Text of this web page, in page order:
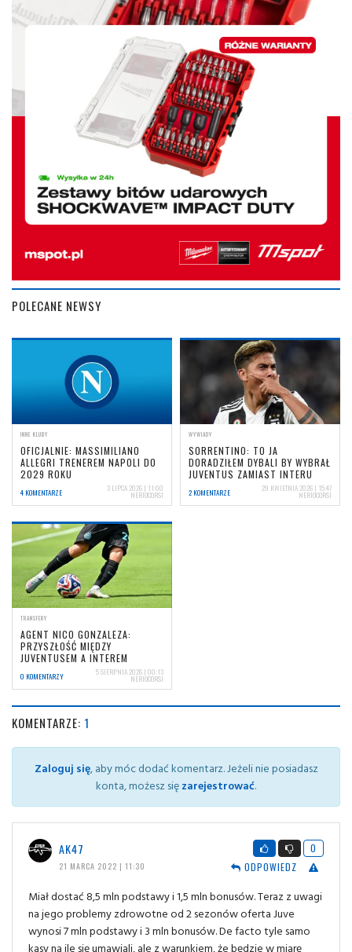
POLECANE NEWSY
INNE KLUBY
OFICJALNIE: MASSIMILIANO
ALLEGRI TRENEREM NAPOLI DO
2029 ROKU
4 KOMENTARZE 3 LIPCA 2026 | 11:00
NERIOCORSI
WYWIADY
SORRENTINO: TO JA
DORADZIŁEM DYBALI BY WYBRAŁ
JUVENTUS ZAMIAST INTERU
2 KOMENTARZE 29 KWIETNIA 2026 | 15:47
NERIOCORSI
TRANSFERY
AGENT NICO GONZALEZA:
PRZYSZŁOŚĆ MIĘDZY
JUVENTUSEM A INTEREM
0 KOMENTARZY 5 SIERPNIA 2026 | 00:13
NERIOCORSI
KOMENTARZE: 1
Zaloguj się, aby móc dodać komentarz. Jeżeli nie posiadasz
konta, możesz sięzarejestrować.
AK47
21 MARCA 2022 | 11:30
0
ODPOWIEDZ
Miał dostać 8,5 mln podstawy i 1,5 mln bonusów. Teraz z uwagi
na jego problemy zdrowotne od 2 sezonów oferta Juve
wynosi 7 mln podstawy i 3 mln bonusów. De facto tyle samo
kasy na ile się umawiali, ale z warunkiem, że będzie w miarę